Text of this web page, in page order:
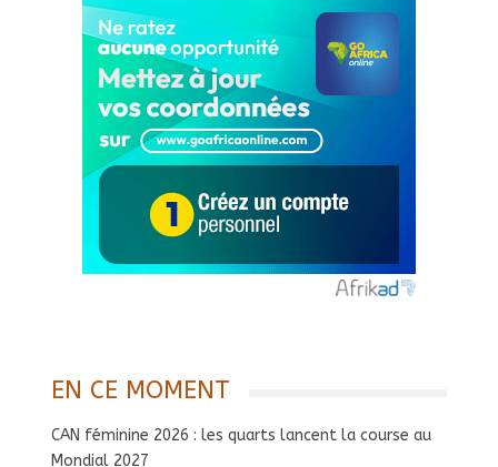
EN CE MOMENT
CAN féminine 2026 : les quarts lancent la course au
Mondial 2027